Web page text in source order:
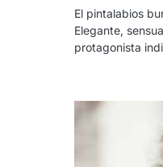
El pintalabios
Elegante,
protagonista